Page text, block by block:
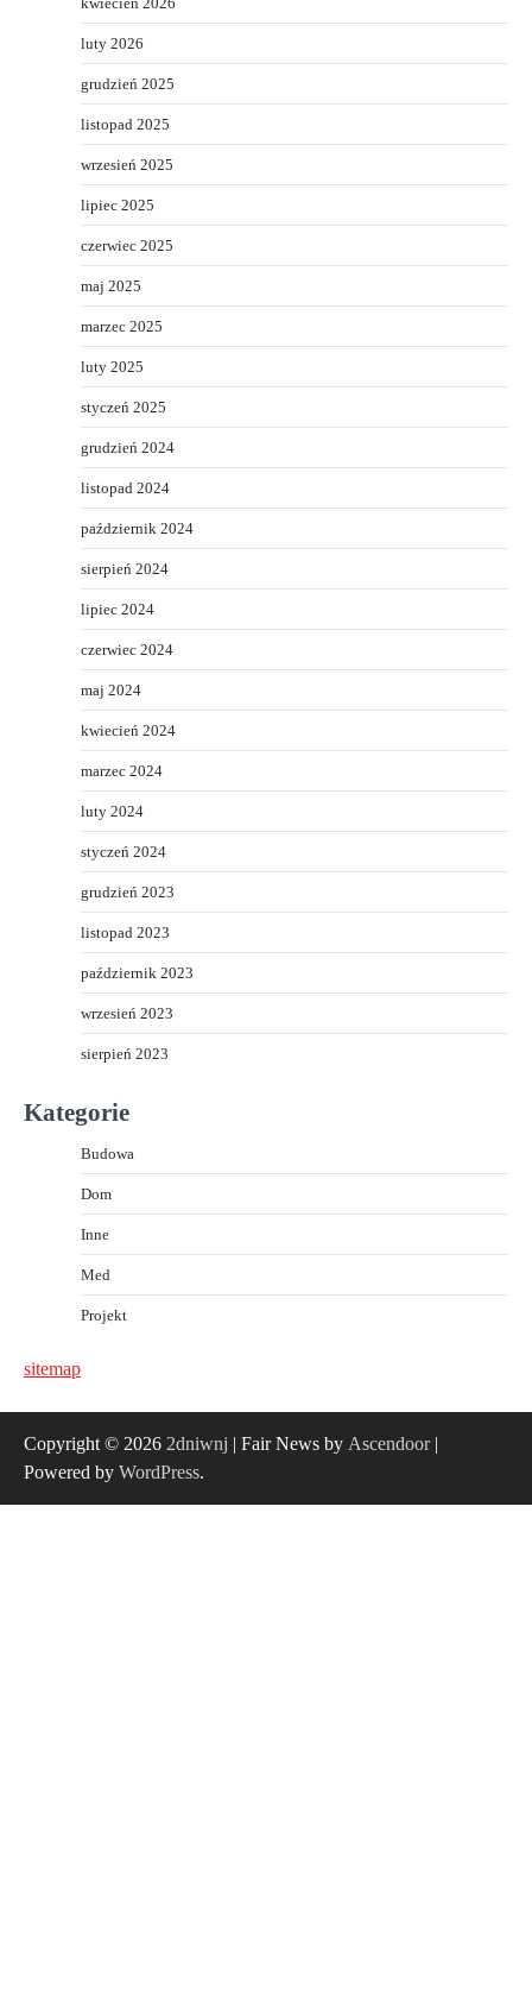
luty 2026
grudzień 2025
listopad 2025
wrzesień 2025
lipiec 2025
czerwiec 2025
maj 2025
marzec 2025
luty 2025
styczeń 2025
grudzień 2024
listopad 2024
październik 2024
sierpień 2024
lipiec 2024
czerwiec 2024
maj 2024
kwiecień 2024
marzec 2024
luty 2024
styczeń 2024
grudzień 2023
listopad 2023
październik 2023
wrzesień 2023
sierpień 2023
Kategorie
Budowa
Dom
Inne
Med
Projekt
sitemap
Copyright © 2026 2dniwnj | Fair News by Ascendoor|
Powered by WordPress.